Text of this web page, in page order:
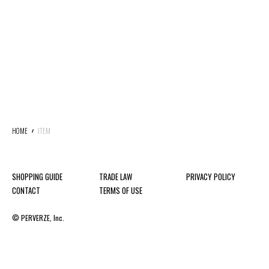
HOME ITEM
SHOPPING GUIDE
CONTACT
TRADE LAW
TERMS OF USE
PRIVACY POLICY
© PERVERZE, Inc.